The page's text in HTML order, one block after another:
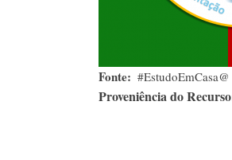
Fonte #EstudoEmCasa@
Proveniência do Recurso